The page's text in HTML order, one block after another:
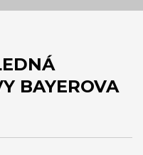
BAYEROVA